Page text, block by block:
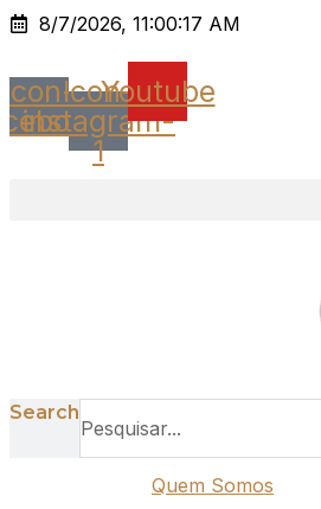
Ir
o
conteúdo
8/7/2026, 11:00:17 AM
Icon-Icon-
instagram-
1
Youtube
Search
Quem Somos